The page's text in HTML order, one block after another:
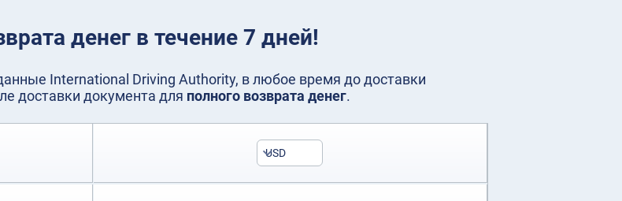
денег в течение 7 дней!
International Driving Authority, в любое время до доставки
доставки документа для полного возврата денег.
USD